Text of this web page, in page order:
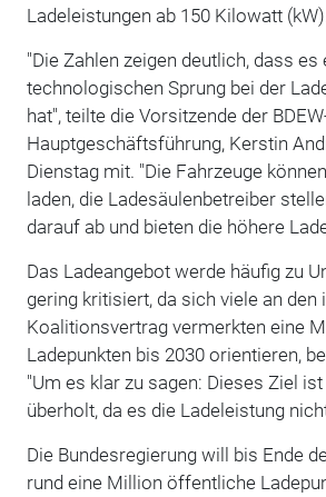
Ladeleistungen ab 150 Kilowatt (kW).
"Die Zahlen zeigen deutlich, dass es
technologischen Sprung bei der
hat", teilte die Vorsitzende der
Hauptgeschäftsführung, Kerstin
Dienstag mit. "Die Fahrzeuge
laden, die Ladesäulenbetreiber
darauf ab und bieten die höhere
Das Ladeangebot werde häufig zu
gering kritisiert, da sich viele an den
Koalitionsvertrag vermerkten eine
Ladepunkten bis 2030 orientieren,
"Um es klar zu sagen: Dieses Ziel
überholt, da es die Ladeleistung
Die Bundesregierung will bis Ende
rund eine Million öffentliche